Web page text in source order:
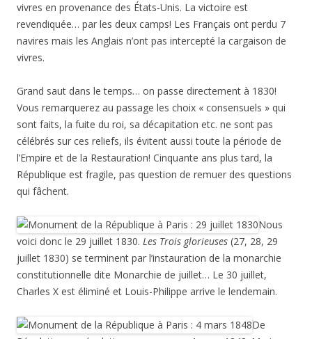
vivres en provenance des États-Unis. La victoire est
revendiquée… par les deux camps! Les Français ont perdu 7
navires mais les Anglais n’ont pas intercepté la cargaison de
vivres.
Grand saut dans le temps… on passe directement à 1830!
Vous remarquerez au passage les choix « consensuels » qui
sont faits, la fuite du roi, sa décapitation etc. ne sont pas
célébrés sur ces reliefs, ils évitent aussi toute la période de
l’Empire et de la Restauration! Cinquante ans plus tard, la
République est fragile, pas question de remuer des questions
qui fâchent.
Nous
voici donc le 29 juillet 1830. Les Trois glorieuses (27, 28, 29
juillet 1830) se terminent par l’instauration de la monarchie
constitutionnelle dite Monarchie de juillet… Le 30 juillet,
Charles X est éliminé et Louis-Philippe arrive le lendemain.
De